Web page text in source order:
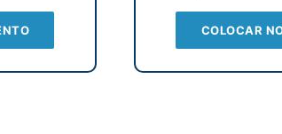
COLOCAR